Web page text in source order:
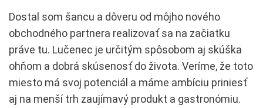
Dostal som šancu a dôveru od môjho nového
obchodného partnera realizovať sa na začiatku
práve tu. Lučenec je určitým spôsobom aj skúška
ohňom a dobrá skúsenosť do života. Veríme, že toto
miesto má svoj potenciál a máme ambíciu priniesť
aj na menší trh zaujímavý produkt a gastronómiu.